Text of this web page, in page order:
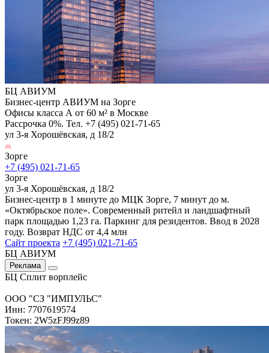
БЦ АВИУМ
Бизнес-центр АВИУМ на Зорге
Офисы класса А от 60 м² в Москве
Рассрочка 0%. Тел. +7 (495) 021-71-65
ул 3-я Хорошёвская, д 18/2
Зорге
+7 (495) 021-71-65
Зорге
ул 3-я Хорошёвская, д 18/2
Бизнес-центр в 1 минуте до МЦК Зорге, 7 минут до м.
«Октябрьское поле». Современный ритейл и ландшафтный
парк площадью 1,23 га. Паркинг для резидентов. Ввод в 2028
году. Возврат НДС от 4,4 млн
Сайт проекта +7 (495) 021-71-65
БЦ АВИУМ
Реклама
БЦ Сплит ворплейс
ООО "СЗ "ИМПУЛЬС"
Инн: 7707619574
Токен: 2W5zFJ99z89